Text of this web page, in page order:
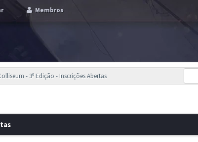
Membros
- 3º Edição - Inscrições Abertas